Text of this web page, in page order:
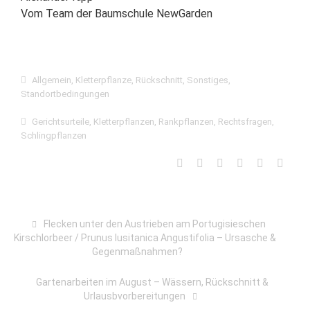
Vom Team der Baumschule NewGarden
Allgemein, Kletterpflanze, Rückschnitt, Sonstiges,
Standortbedingungen
Gerichtsurteile, Kletterpflanzen, Rankpflanzen, Rechtsfragen,
Schlingpflanzen
Flecken unter den Austrieben am Portugisieschen
Kirschlorbeer / Prunus lusitanica Angustifolia – Ursasche &
Gegenmaßnahmen?
Gartenarbeiten im August – Wässern, Rückschnitt &
Urlausbvorbereitungen